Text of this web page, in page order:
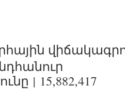
| 15,882,417